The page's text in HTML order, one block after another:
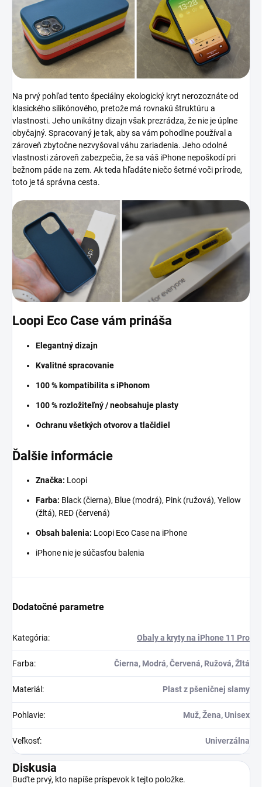
Na prvý pohľad tento špeciálny ekologický kryt nerozoznáte od
klasického silikónového, pretože má rovnakú štruktúru a
vlastnosti. Jeho unikátny dizajn však prezrádza, že nie je úplne
obyčajný. Spracovaný je tak, aby sa vám pohodlne používal a
zároveň zbytočne nezvyšoval váhu zariadenia. Jeho odolné
vlastnosti zároveň zabezpečia, že sa váš iPhone nepoškodí pri
bežnom páde na zem. Ak teda hľadáte niečo šetrné voči prírode,
toto je tá správna cesta.
Loopi Eco Case vám prináša
Elegantný dizajn
Kvalitné spracovanie
100 % kompatibilita s iPhonom
100 % rozložiteľný / neobsahuje plasty
Ochranu všetkých otvorov a tlačidiel
Ďalšie informácie
Značka: Loopi
Farba: Black (čierna), Blue (modrá), Pink (ružová), Yellow
(žltá), RED (červená)
Obsah balenia: Loopi Eco Case na iPhone
iPhone nie je súčasťou balenia
Dodatočné parametre
Kategória: Obaly a kryty na iPhone 11 Pro
Farba: Čierna, Modrá, Červená, Ružová, Žltá
Materiál : Plast z pšeničnej slamy
Pohlavie: Muž, Žena, Unisex
Veľkosť: Univerzálna
Diskusia
Buďte prvý, kto napíše príspevok k tejto položke.